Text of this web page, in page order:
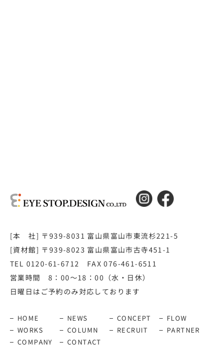
[本 社] 〒939-8031 富山県富山市東流杉221-5
[資材館] 〒939-8023 富山県富山市古寺451-1
TEL 0120-61-6712 FAX 076-461-6511
営業時間 8：00～18：00（水・日休）
日曜日はご予約のみ対応しております
HOME NEWS CONCEPT
FLOW
WORKS
COLUMN RECRUIT
PARTNER
COMPANY
CONTACT